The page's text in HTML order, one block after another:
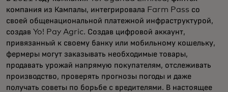
компания из Кампалы, интегрировала Farm Pass со
своей общенациональной платежной инфраструктурой,
создав Yo! Pay Agric. Создав цифровой аккаунт,
привязанный к своему банку или мобильному кошельку,
фермеры могут заказывать необходимые товары,
продавать урожай напрямую покупателям, отслеживать
производство, проверять прогнозы погоды и даже
получать советы по борьбе с вредителями. В настоящее